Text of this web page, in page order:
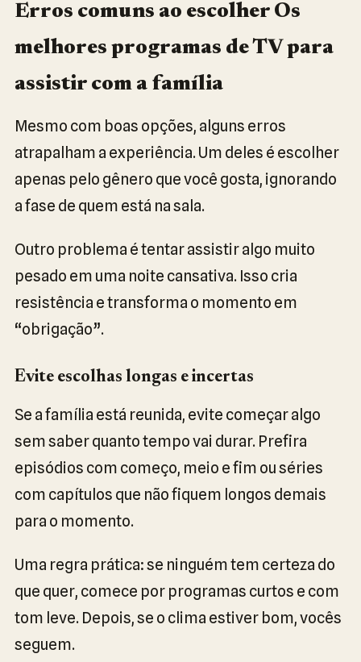
Erros comuns ao escolher Os
melhores programas de TV para
assistir com a família
Mesmo com boas opções, alguns erros
atrapalham a experiência. Um deles é escolher
apenas pelo gênero que você gosta, ignorando
a fase de quem está na sala.
Outro problema é tentar assistir algo muito
pesado em uma noite cansativa. Isso cria
resistência e transforma o momento em
“obrigação”.
Evite escolhas longas e incertas
Se a família está reunida, evite começar algo
sem saber quanto tempo vai durar. Prefira
episódios com começo, meio e fim ou séries
com capítulos que não fiquem longos demais
para o momento.
Uma regra prática: se ninguém tem certeza do
que quer, comece por programas curtos e com
tom leve. Depois, se o clima estiver bom, vocês
seguem.